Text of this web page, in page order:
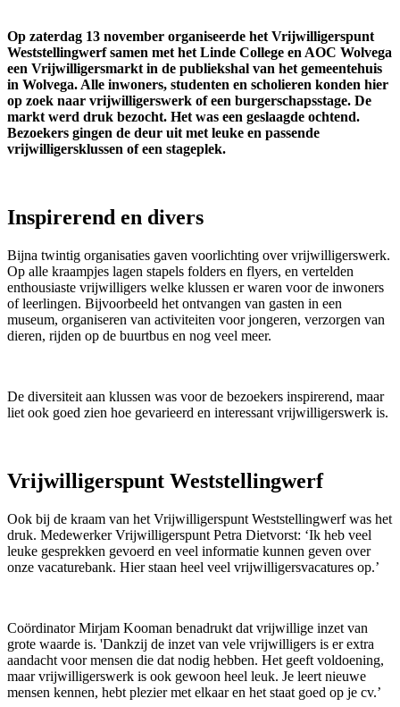
Op zaterdag 13 november organiseerde het Vrijwilligerspunt
Weststellingwerf samen met het Linde College en AOC Wolvega
een Vrijwilligersmarkt in de publiekshal van het gemeentehuis
in Wolvega. Alle inwoners, studenten en scholieren konden hier
op zoek naar vrijwilligerswerk of een burgerschapsstage. De
markt werd druk bezocht. Het was een geslaagde ochtend.
Bezoekers gingen de deur uit met leuke en passende
vrijwilligersklussen of een stageplek.
Inspirerend en divers
Bijna twintig organisaties gaven voorlichting over vrijwilligerswerk.
Op alle kraampjes lagen stapels folders en flyers, en vertelden
enthousiaste vrijwilligers welke klussen er waren voor de inwoners
of leerlingen. Bijvoorbeeld het ontvangen van gasten in een
museum, organiseren van activiteiten voor jongeren, verzorgen van
dieren, rijden op de buurtbus en nog veel meer.
De diversiteit aan klussen was voor de bezoekers inspirerend, maar
liet ook goed zien hoe gevarieerd en interessant vrijwilligerswerk is.
Vrijwilligerspunt Weststellingwerf
Ook bij de kraam van het Vrijwilligerspunt Weststellingwerf was het
druk. Medewerker Vrijwilligerspunt Petra Dietvorst: ‘Ik heb veel
leuke gesprekken gevoerd en veel informatie kunnen geven over
onze vacaturebank. Hier staan heel veel vrijwilligersvacatures op.’
Coördinator Mirjam Kooman benadrukt dat vrijwillige inzet van
grote waarde is. 'Dankzij de inzet van vele vrijwilligers is er extra
aandacht voor mensen die dat nodig hebben. Het geeft voldoening,
maar vrijwilligerswerk is ook gewoon heel leuk. Je leert nieuwe
mensen kennen, hebt plezier met elkaar en het staat goed op je cv.’